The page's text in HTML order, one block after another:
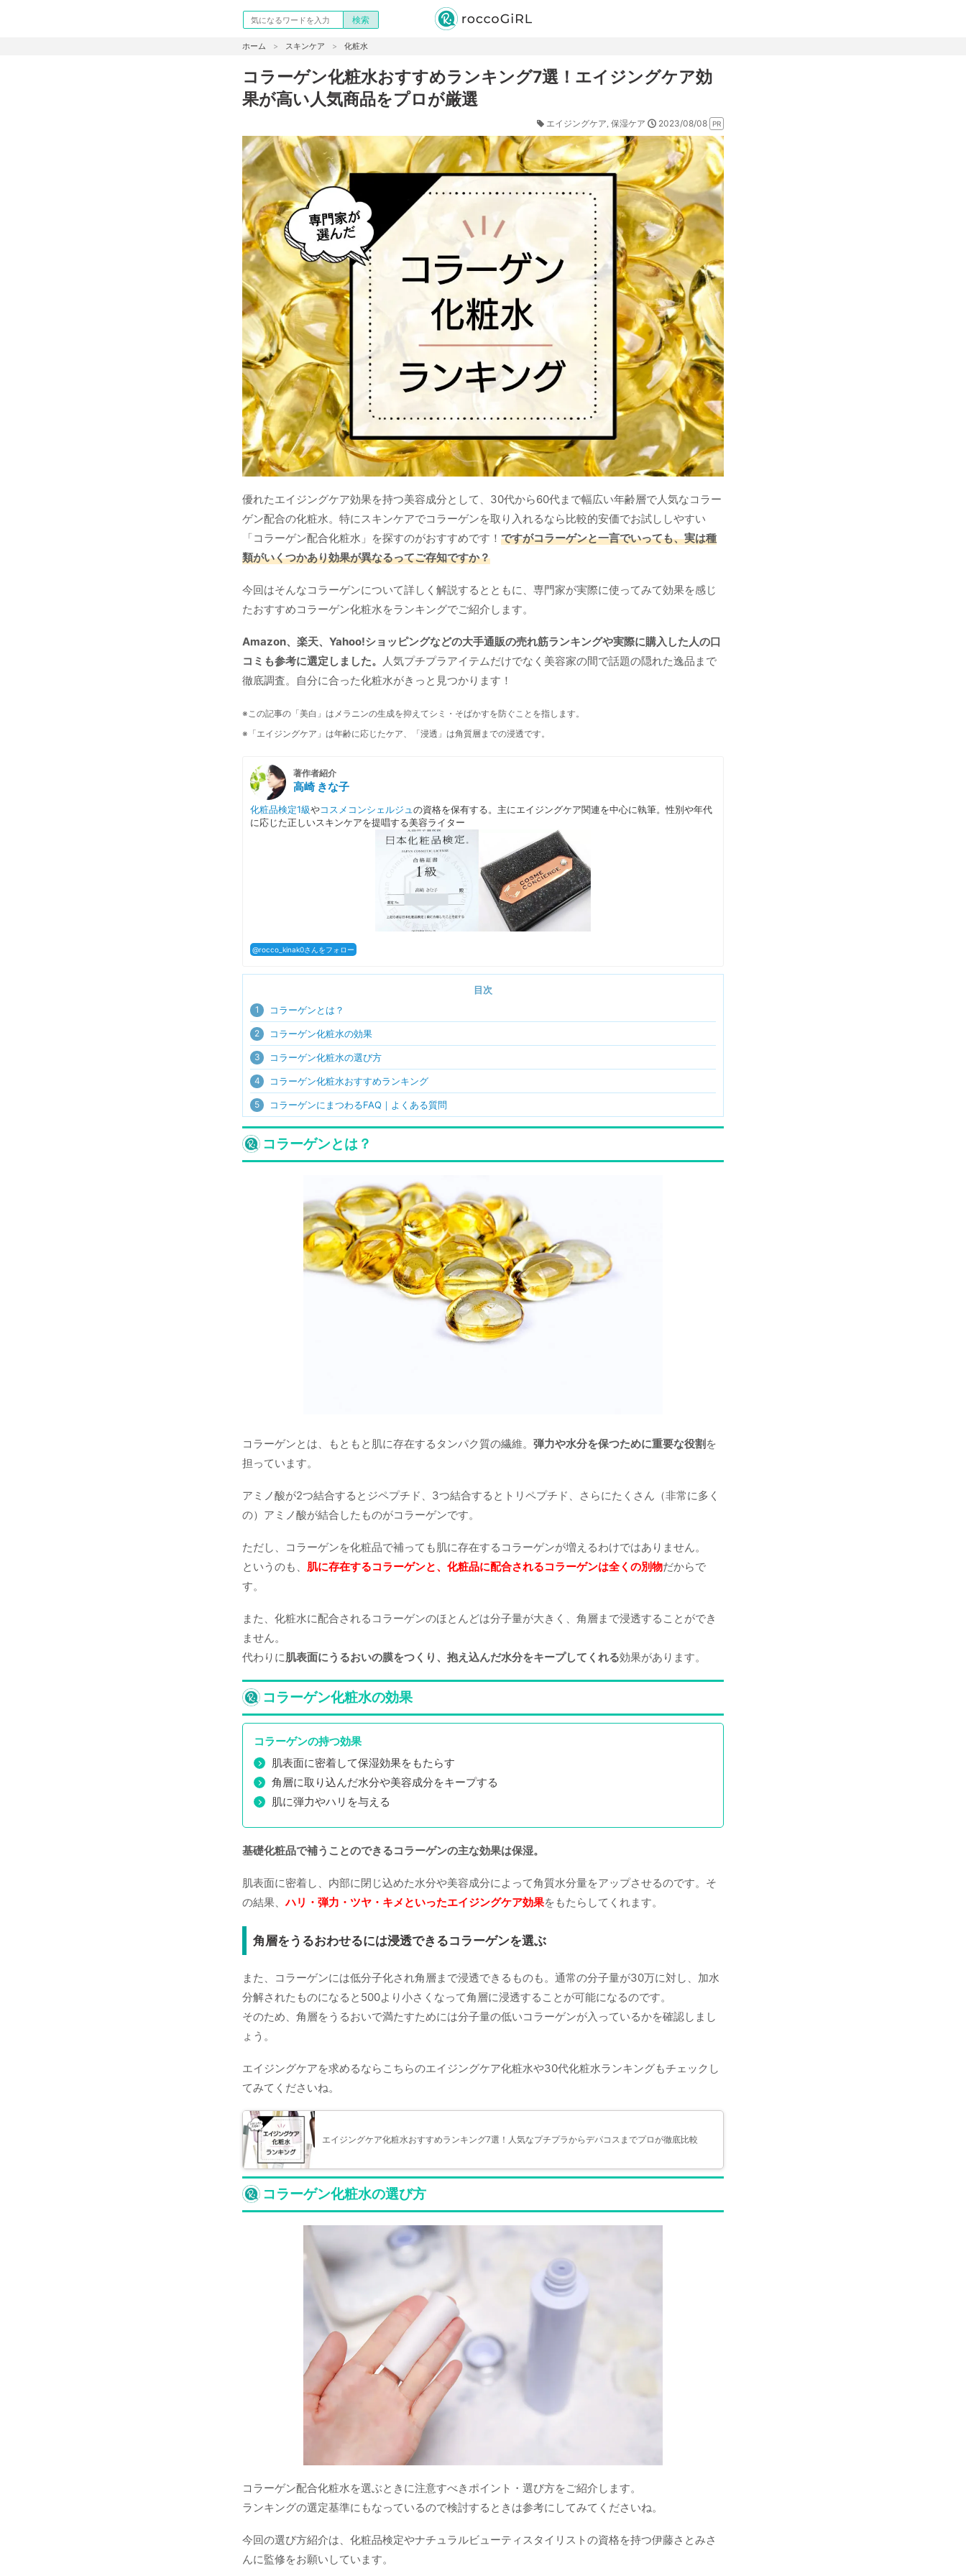
ホーム スキンケア 化粧水
コラーゲン化粧水おすすめランキング7選！エイジングケア効
果が高い人気商品をプロが厳選
エイジングケア 保湿ケア 2023/08/08
優れたエイジングケア効果を持つ美容成分として、30代から60代まで幅広い年齢層で人気なコラー
ゲン配合の化粧水。特にスキンケアでコラーゲンを取り入れるなら比較的安価でお試ししやすい
「コラーゲン配合化粧水」を探すのがおすすめです！ ですがコラーゲンと一言でいっても、実は種
類がいくつかあり効果が異なるってご存知ですか？
今回はそんなコラーゲンについて詳しく解説するとともに、専門家が実際に使ってみて効果を感じ
たおすすめコラーゲン化粧水をランキングでご紹介します。
Amazon、楽天、Yahoo!ショッピングなどの大手通販の売れ筋ランキングや実際に購入した人の口
コミも参考に選定しました。 人気プチプラアイテムだけでなく美容家の間で話題の隠れた逸品まで
徹底調査。自分に合った化粧水がきっと見つかります！
※この記事の「美白」はメラニンの生成を抑えてシミ・そばかすを防ぐことを指します。
※「エイジングケア」は年齢に応じたケア、「浸透」は角質層までの浸透です。
著作者紹介
高崎 きな子
化粧品検定1級やコスメコンシェルジュ の資格を保有する。主にエイジングケア関連を中心に執筆。性別や年代
に応じた正しいスキンケアを提唱する美容ライター
@rocco_kinak0さんをフォロー
目次
1 コラーゲンとは？
2 コラーゲン化粧水の効果
3 コラーゲン化粧水の選び方
4 コラーゲン化粧水おすすめランキング
5 コラーゲンにまつわるFAQ｜よくある質問
コラーゲンとは？
コラーゲンとは、もともと肌に存在するタンパク質の繊維。 弾力や水分を保つために重要な役割 を
担っています。
アミノ酸が2つ結合するとジペプチド、3つ結合するとトリペプチド、さらにたくさん（非常に多く
の）アミノ酸が結合したものがコラーゲンです。
ただし、コラーゲンを化粧品で補っても肌に存在するコラーゲンが増えるわけではありません。
というのも、 肌に存在するコラーゲンと、化粧品に配合されるコラーゲンは全くの別物だからで
す。
また、化粧水に配合されるコラーゲンのほとんどは分子量が大きく、角層まで浸透することができ
ません。
代わりに肌表面にうるおいの膜をつくり、抱え込んだ水分をキープしてくれる効果があります。
コラーゲン化粧水の効果
コラーゲンの持つ効果
肌表面に密着して保湿効果をもたらす
角層に取り込んだ水分や美容成分をキープする
肌に弾力やハリを与える
基礎化粧品で補うことのできるコラーゲンの主な効果は保湿。
肌表面に密着し、内部に閉じ込めた水分や美容成分によって角質水分量をアップさせるのです。そ
の結果、ハリ・弾力・ツヤ・キメといったエイジングケア効果をもたらしてくれます。
角層をうるおわせるには浸透できるコラーゲンを選ぶ
また、コラーゲンには低分子化され角層まで浸透できるものも。通常の分子量が30万に対し、加水
分解されたものになると500より小さくなって角層に浸透することが可能になるのです。
そのため、角層をうるおいで満たすためには分子量の低いコラーゲンが入っているかを確認しまし
ょう。
エイジングケアを求めるならこちらのエイジングケア化粧水や30代化粧水ランキングもチェックし
てみてくださいね。
エイジングケア化粧水おすすめランキング7選！人気なプチプラからデパコスまでプロが徹底比較
コラーゲン化粧水の選び方
コラーゲン配合化粧水を選ぶときに注意すべきポイント・選び方をご紹介します。
ランキングの選定基準にもなっているので検討するときは参考にしてみてくださいね。
今回の選び方紹介は、化粧品検定やナチュラルビューティスタイリストの資格を持つ伊藤さとみさ
んに監修をお願いしています。